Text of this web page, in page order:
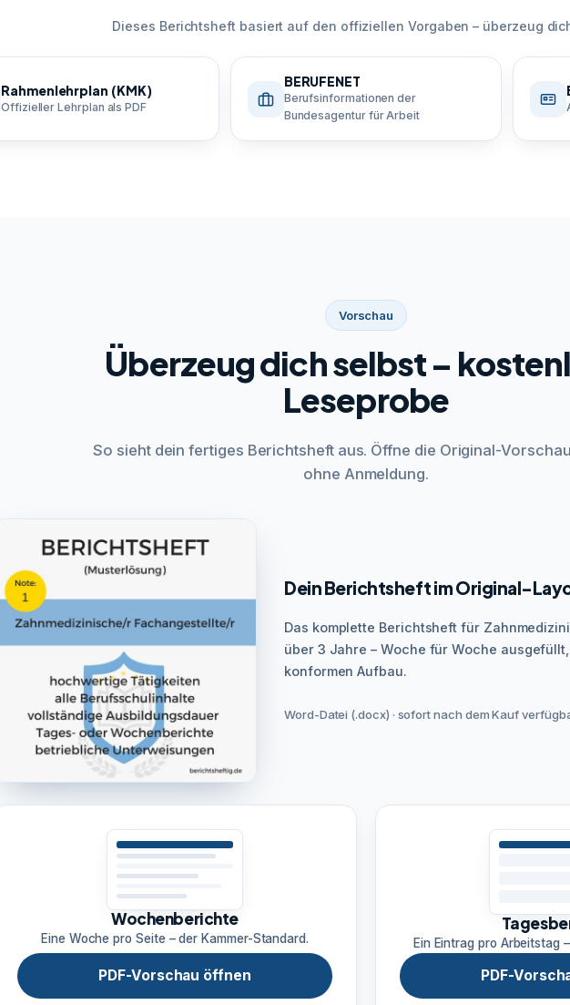
Dieses Berichtsheft basiert auf den offiziellen Vorgaben – überzeug
Rahmenlehrplan (KMK)
Offizieller Lehrplan als PDF
BERUFENET
Berufsinformationen der
Bundesagentur für Arbeit
Vorschau
Überzeug dich selbst –
Leseprobe
So sieht dein fertiges Berichtsheft aus. Öffne die Original-Vorschau
ohne Anmeldung.
Dein Berichtsheft im Original-
Das komplette Berichtsheft für
über 3 Jahre – Woche für Woche
konformen Aufbau.
Word-Datei (.docx) · sofort nach dem Kauf
Wochenberichte
Eine Woche pro Seite – der Kammer-Standard.
PDF-Vorschau öffnen
Ein Eintrag pro Arbeitstag
PDF-